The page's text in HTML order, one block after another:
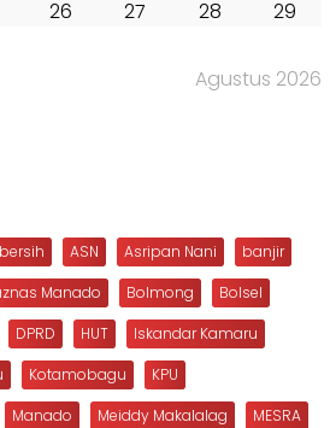
Agustus 2026
26 27 28
29
ASN Asripan Nani
banjir
Manado Bolmong
Bolsel
DPRD HUT
Iskandar Kamaru
Kotamobagu
KPU
Manado Meiddy Makalalag
MESRA